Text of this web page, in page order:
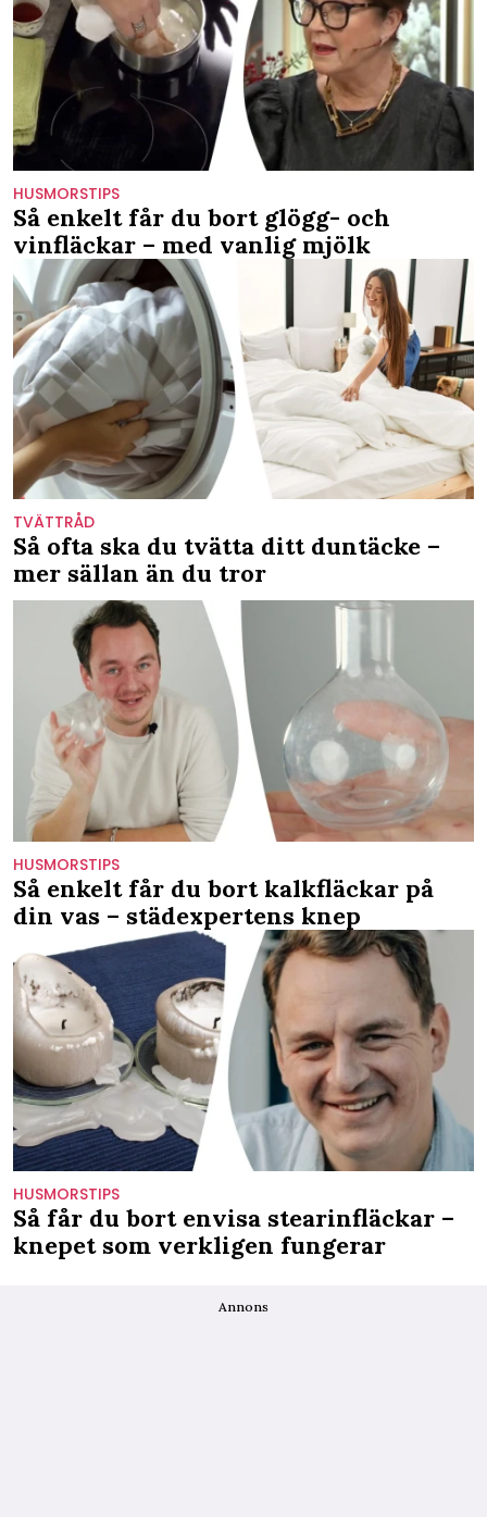
HUSMORSTIPS
Så enkelt får du bort glögg- och
vinfläckar – med vanlig mjölk
TVÄTTRÅD
Så ofta ska du tvätta ditt duntäcke –
mer sällan än du tror
HUSMORSTIPS
Så enkelt får du bort kalkfläckar på
din vas – städexpertens knep
HUSMORSTIPS
Så får du bort envisa stearinfläckar –
knepet som verkligen fungerar
Annons